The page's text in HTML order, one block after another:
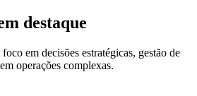
destaque
em decisões estratégicas, gestão de
operações complexas.